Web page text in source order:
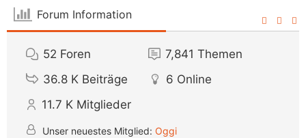
Forum Information
52 Foren 7,841 Themen
36.8 K Beiträge 6 Online
11.7 K Mitglieder
Unser neuestes Mitglied: Oggi